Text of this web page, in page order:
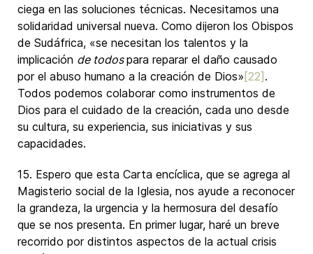
ciega en las soluciones técnicas. Necesitamos una
solidaridad universal nueva. Como dijeron los Obispos
de Sudáfrica, «se necesitan los talentos y la
implicación de todospara reparar el daño causado
por el abuso humano a la creación de Dios» [22] .
Todos podemos colaborar como instrumentos de
Dios para el cuidado de la creación, cada uno desde
su cultura, su experiencia, sus iniciativas y sus
capacidades.
15. Espero que esta Carta encíclica, que se agrega al
Magisterio social de la Iglesia, nos ayude a reconocer
la grandeza, la urgencia y la hermosura del desafío
que se nos presenta. En primer lugar, haré un breve
recorrido por distintos aspectos de la actual crisis